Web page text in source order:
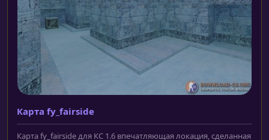
Карта fy_fairside
Карта fy_fairside для КС 1.6 впечатляющая локация, сделанная